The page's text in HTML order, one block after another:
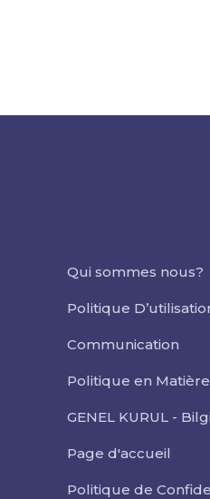
Qui sommes nous?
Politique
Communication
Politique en
GENEL KURUL -
Page d'accueil
Politique de